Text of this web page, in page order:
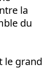
la
du
le grand